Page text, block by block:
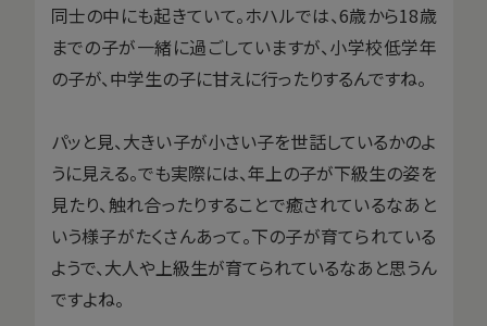
同士の中にも起きていて。ホハルでは、6歳から18歳
までの子が一緒に過ごしていますが、小学校低学年
の子が、中学生の子に甘えに行ったりするんですね。
パッと見、大きい子が小さい子を世話しているかのよ
うに見える。でも実際には、年上の子が下級生の姿を
見たり、触れ合ったりすることで癒されているなあと
いう様子がたくさんあって。下の子が育てられている
ようで、大人や上級生が育てられているなあと思うん
ですよね。